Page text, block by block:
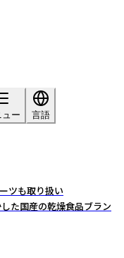
ュー
言語
ツも取り扱い
た国産の乾燥食品ブラン